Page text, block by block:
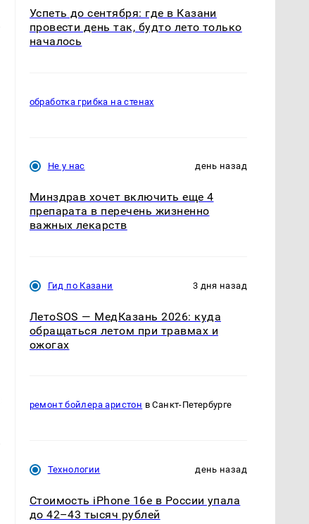
Успеть до сентября: где в Казани
провести день так, будто лето только
началось
обработка грибка на стенах
Не у нас день назад
Минздрав хочет включить еще 4
препарата в перечень жизненно
важных лекарств
Гид по Казани 3 дня назад
ЛетоSOS — МедКазань 2026: куда
обращаться летом при травмах и
ожогах
ремонт бойлера аристон в Санкт-Петербурге
Технологии день назад
Стоимость iPhone 16e в России упала
до 42–43 тысяч рублей